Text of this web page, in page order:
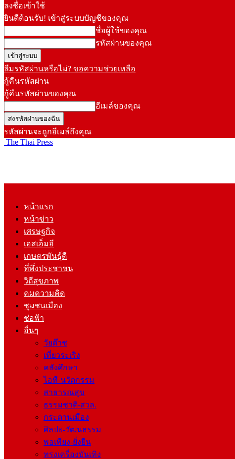
ลงชื่อเข้าใช้
ยินดีต้อนรับ! เข้าสู่ระบบบัญชีของคุณ
ชื่อผู้ใช้ของคุณ
รหัสผ่านของคุณ
ลืมรหัสผ่านหรือไม่? ขอความช่วยเหลือ
กู้คืนรหัสผ่าน
กู้คืนรหัสผ่านของคุณ
อีเมล์ของคุณ
รหัสผ่านจะถูกอีเมล์ถึงคุณ
The Thai Press
หน้าแรก
หน้าข่าว
เศรษฐกิจ
เอสเอ็มอี
เกษตรพันธุ์ดี
ที่พึ่งประชาชน
วิถีสุขภาพ
คมความคิด
ชุมชนเมือง
ช่อฟ้า
อื่นๆ
วัยต๊าช
เที่ยวระเริง
คลังศึกษา
ไอที-นวัตกรรม
สาธารณสุข
ธรรมชาติ-สวล.
กระดานเมือง
ศิลปะ-วัฒนธรรม
พอเพียง-ยั่งยืน
ทรงเครื่องบันเทิง